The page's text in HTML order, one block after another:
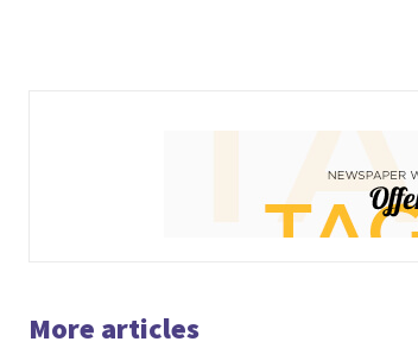
More articles